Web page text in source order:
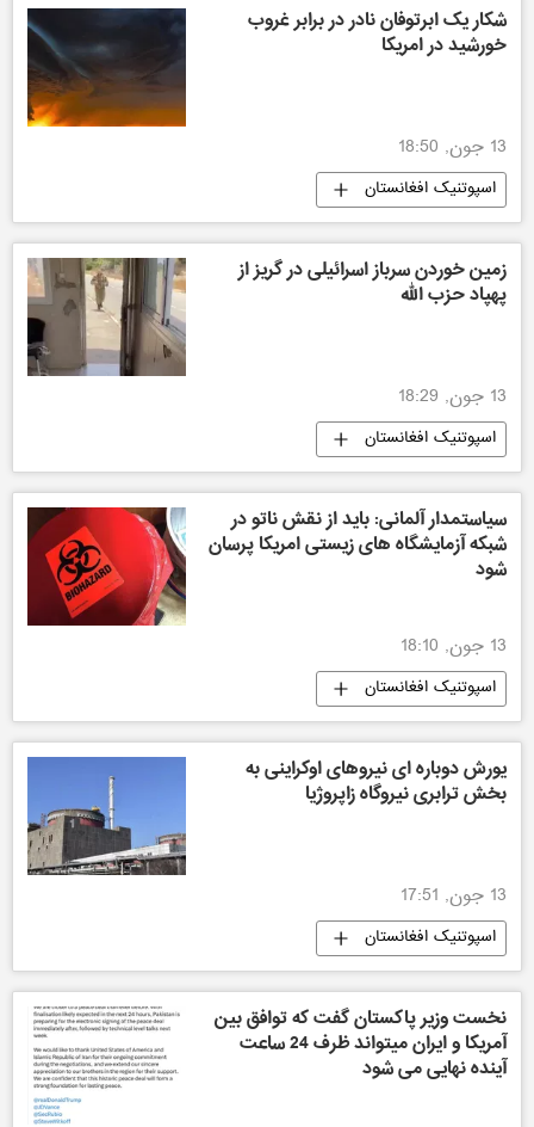
شکار یک ابرتوفان نادر در برابر غروب
خورشید در امریکا
13 جون, 18:50
اسپوتنیک افغانستان
زمین خوردن سرباز اسرائیلی در گریز از
پهپاد حزب الله
13 جون, 18:29
اسپوتنیک افغانستان
سیاستمدار آلمانی: باید از نقش ناتو در
شبکه آزمایشگاه های زیستی امریکا پرسان
شود
13 جون, 18:10
اسپوتنیک افغانستان
یورش دوباره ای نیروهای اوکراینی به
بخش ترابری نیروگاه زاپروژیا
13 جون, 17:51
اسپوتنیک افغانستان
نخست وزیر پاکستان گفت که توافق بین
آمریکا و ایران میتواند ظرف 24 ساعت
آینده نهایی می شود